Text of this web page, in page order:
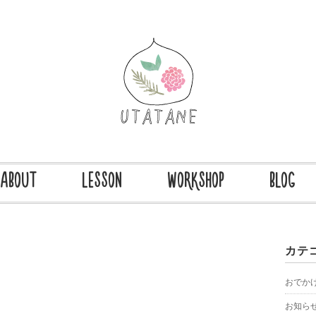
ABOUT LESSON WORKSHOP BLOG
カテ
おでか
お知ら